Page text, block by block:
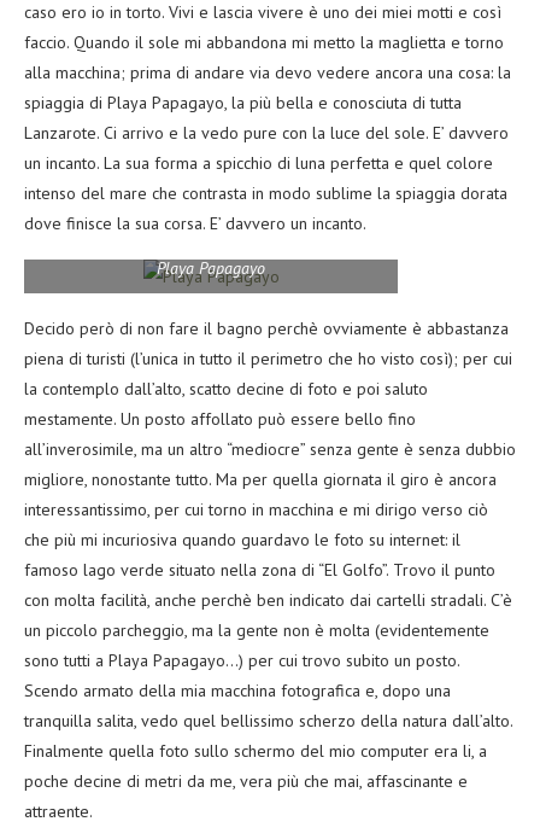
caso ero io in torto. Vivi e lascia vivere è uno dei miei motti e così
faccio. Quando il sole mi abbandona mi metto la maglietta e torno
alla macchina; prima di andare via devo vedere ancora una cosa: la
spiaggia di Playa Papagayo, la più bella e conosciuta di tutta
Lanzarote. Ci arrivo e la vedo pure con la luce del sole. E’ davvero
un incanto. La sua forma a spicchio di luna perfetta e quel colore
intenso del mare che contrasta in modo sublime la spiaggia dorata
dove finisce la sua corsa. E’ davvero un incanto.
Playa Papagayo
Decido però di non fare il bagno perchè ovviamente è abbastanza
piena di turisti (l’unica in tutto il perimetro che ho visto così); per cui
la contemplo dall’alto, scatto decine di foto e poi saluto
mestamente. Un posto affollato può essere bello fino
all’inverosimile, ma un altro “mediocre” senza gente è senza dubbio
migliore, nonostante tutto. Ma per quella giornata il giro è ancora
interessantissimo, per cui torno in macchina e mi dirigo verso ciò
che più mi incuriosiva quando guardavo le foto su internet: il
famoso lago verde situato nella zona di “El Golfo”. Trovo il punto
con molta facilità, anche perchè ben indicato dai cartelli stradali. C’è
un piccolo parcheggio, ma la gente non è molta (evidentemente
sono tutti a Playa Papagayo…) per cui trovo subito un posto.
Scendo armato della mia macchina fotografica e, dopo una
tranquilla salita, vedo quel bellissimo scherzo della natura dall’alto.
Finalmente quella foto sullo schermo del mio computer era li, a
poche decine di metri da me, vera più che mai, affascinante e
attraente.